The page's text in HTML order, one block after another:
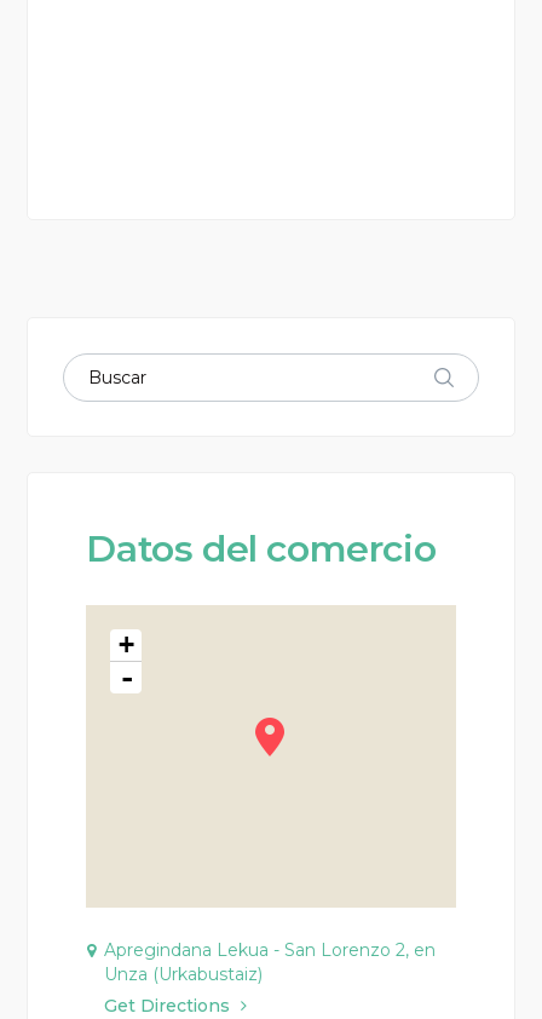
Datos del comercio
+
-
Apregindana Lekua - San Lorenzo 2, en
Unza (Urkabustaiz)
Get Directions